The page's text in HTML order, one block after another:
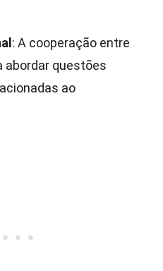
: A cooperação entre
abordar questões
ao